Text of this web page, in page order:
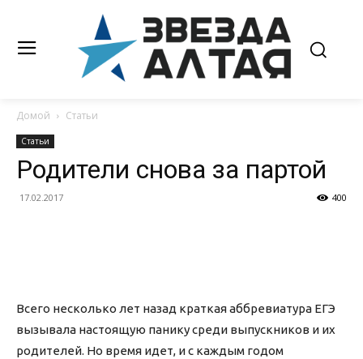
Домой Статьи
Статьи
Родители снова за партой
17.02.2017 400
Всего несколько лет назад краткая аббревиатура ЕГЭ
вызывала настоящую панику среди выпускников и их
родителей. Но время идет, и с каждым годом